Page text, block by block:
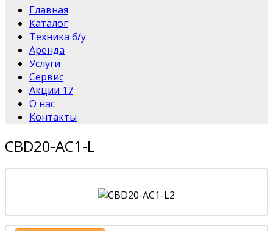
Главная
Каталог
Техника б/у
Аренда
Услуги
Сервис
Акции 17
О нас
Контакты
CBD20-AC1-L